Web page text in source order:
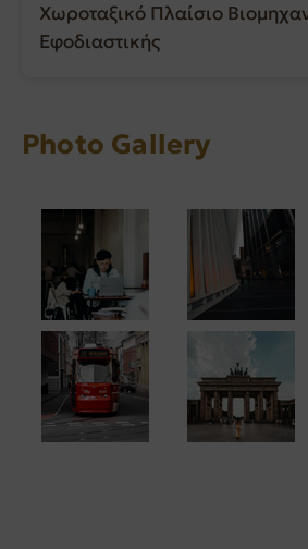
Χωροταξικό Πλαίσιο
Εφοδιαστικής
Photo Gallery